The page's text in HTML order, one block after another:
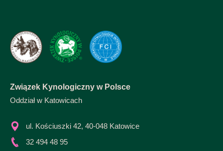
Związek Kynologiczny w Polsce
Oddział w Katowicach
ul. Kościuszki 42, 40-048 Katowice
32 494 48 95